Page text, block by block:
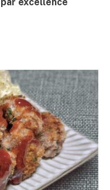
excellence